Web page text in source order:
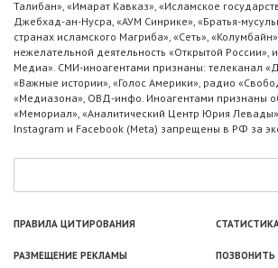
Талибан», «Имарат Кавказ», «Исламское
Джебхад-ан-Нусра, «АУМ Синрике», «Братья-
странах исламского Магриба», «Сеть»,
нежелательной деятельность «Открытой России»,
Медиа». СМИ-иноагентами признаны: телеканал
«Важные истории», «Голос Америки», радио
«Медиазона», ОВД-инфо. Иноагентами признаны
«Мемориал», «Аналитический Центр Юрия
Instagram и Facebook (Metа) запрещены в РФ за
ПРАВИЛА ЦИТИРОВАНИЯ
РАЗМЕЩЕНИЕ РЕКЛАМЫ ПОЗВОНИТЬ